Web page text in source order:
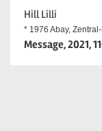
Hill Lilli
* 1976 Abay,
Message, 2021,